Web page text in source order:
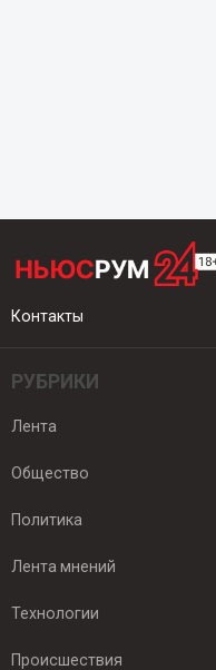
Контакты
РУБРИКИ
Лента
Общество
Политика
Лента мнений
Технологии
Происшествия